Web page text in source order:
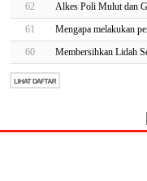
62
Alkes Poli Mulut dan
61
Mengapa melakukan
60
Membersihkan Lidah